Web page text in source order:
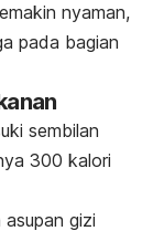
nyaman,
pada bagian
sembilan
300 kalori
gizi